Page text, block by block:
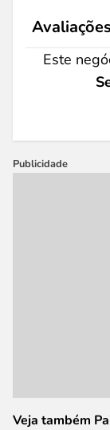
Avaliações
Este
Publicidade
Veja também